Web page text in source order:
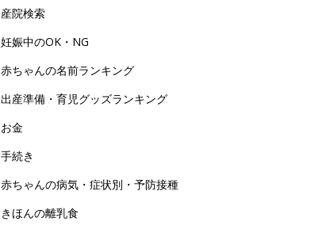
産院検索
妊娠中のOK・NG
赤ちゃんの名前ランキング
出産準備・育児グッズランキング
お金
手続き
赤ちゃんの病気・症状別・予防接種
きほんの離乳食